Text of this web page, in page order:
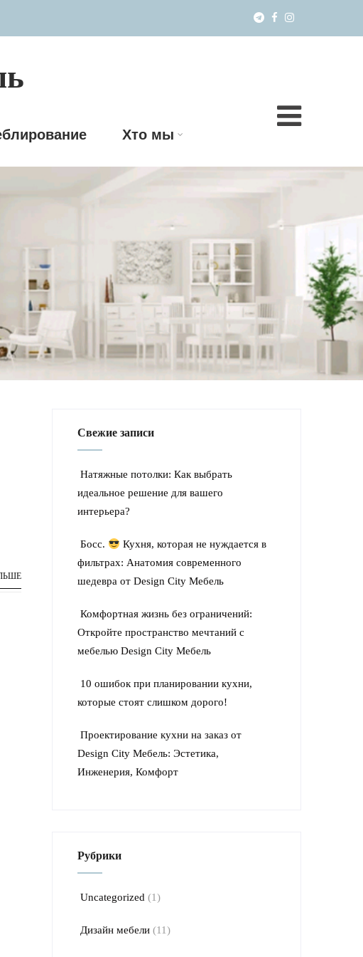
Хто мы
Свежие записи
Натяжные потолки: Как выбрать
идеальное решение для вашего
интерьера?
Босс.
Кухня, которая не нуждается в
фильтрах: Анатомия современного
шедевра от Design City Мебель
Комфортная жизнь без ограничений:
Откройте пространство мечтаний с
мебелью Design City Мебель
10 ошибок при планировании кухни,
которые стоят слишком дорого!
Проектирование кухни на заказ от
Design City Мебель: Эстетика,
Инженерия, Комфорт
Рубрики
Uncategorized (1)
Дизайн мебели (11)